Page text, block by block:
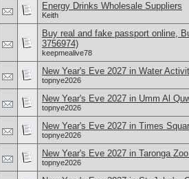
Energy Drinks Wholesale Suppliers
Keith
Buy real and fake passport online,
3756974)
keepmealive78
New Year's Eve 2027 in Water
topnye2026
New Year's Eve 2027 in Umm Al
topnye2026
New Year's Eve 2027 in Times
topnye2026
New Year's Eve 2027 in Taronga
topnye2026